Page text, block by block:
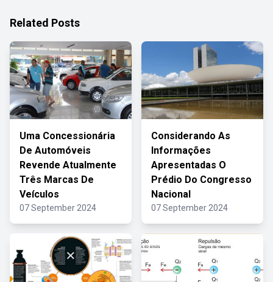
Related Posts
Uma Concessionária
De Automóveis
Revende Atualmente
Três Marcas De
Veículos
07 September 2024
Considerando As
Informações
Apresentadas O
Prédio Do Congresso
Nacional
07 September 2024